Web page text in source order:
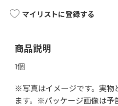
マイリストに登録する
商品説明
1個
※写真はイメージです。実物
ます。※パッケージ画像は予